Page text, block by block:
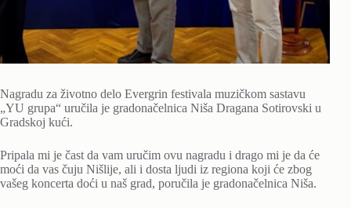
Nagradu za životno delo Evergrin festivala muzičkom sastavu
„YU grupa“ uručila je gradonačelnica Niša Dragana Sotirovski u
Gradskoj kući.
Pripala mi je čast da vam uručim ovu nagradu i drago mi je da će
moći da vas čuju Nišlije, ali i dosta ljudi iz regiona koji će zbog
vašeg koncerta doći u naš grad, poručila je gradonačelnica Niša.